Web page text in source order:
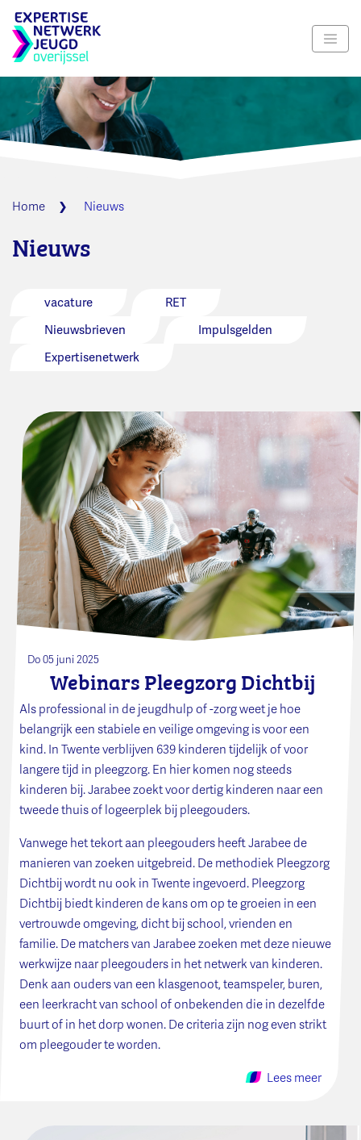
Home Nieuws
Nieuws
vacature
RET
Nieuwsbrieven
Impulsgelden
Expertisenetwerk
Do 05 juni 2025
Webinars Pleegzorg Dichtbij
Als professional in de jeugdhulp of -zorg weet je hoe
belangrijk een stabiele en veilige omgeving is voor een
kind. In Twente verblijven 639 kinderen tijdelijk of voor
langere tijd in pleegzorg. En hier komen nog steeds
kinderen bij. Jarabee zoekt voor dertig kinderen naar een
tweede thuis of logeerplek bij pleegouders.
Vanwege het tekort aan pleegouders heeft Jarabee de
manieren van zoeken uitgebreid. De methodiek Pleegzorg
Dichtbij wordt nu ook in Twente ingevoerd. Pleegzorg
Dichtbij biedt kinderen de kans om op te groeien in een
vertrouwde omgeving, dicht bij school, vrienden en
familie. De matchers van Jarabee zoeken met deze nieuwe
werkwijze naar pleegouders in het netwerk van kinderen.
Denk aan ouders van een klasgenoot, teamspeler, buren,
een leerkracht van school of onbekenden die in dezelfde
buurt of in het dorp wonen. De criteria zijn nog even strikt
om pleegouder te worden.
Lees meer